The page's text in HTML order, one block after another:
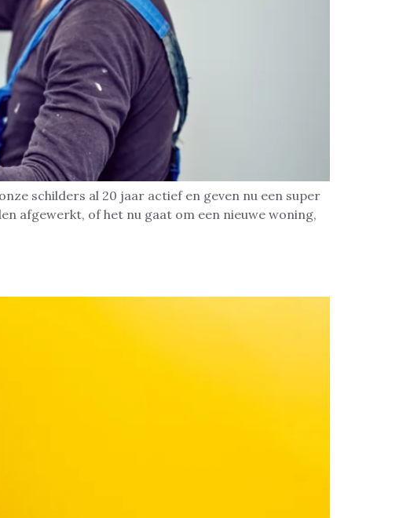
schilders al 20 jaar actief en geven nu een super
afgewerkt, of het nu gaat om een nieuwe woning,